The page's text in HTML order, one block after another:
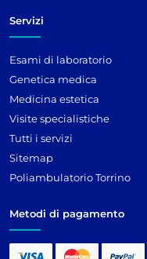
Servizi
Esami di laboratorio
Genetica medica
Medicina estetica
Visite specialistiche
Tutti i servizi
Sitemap
Poliambulatorio Torrino
Metodi di pagamento